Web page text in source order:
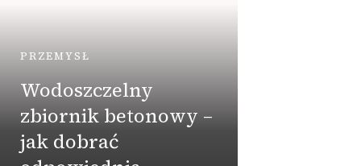
PRZEMYSŁ
Wodoszczelny
zbiornik betonowy –
jak dobrać